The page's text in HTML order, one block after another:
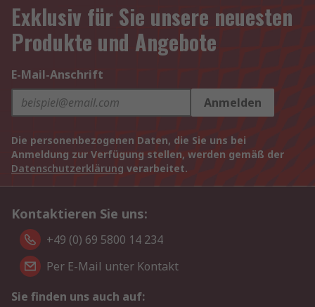
Exklusiv für Sie unsere neuesten
Produkte und Angebote
E-Mail-Anschrift
Anmelden
Die personenbezogenen Daten, die Sie uns bei
Anmeldung zur Verfügung stellen, werden gemäß der
Datenschutzerklärung verarbeitet.
Kontaktieren Sie uns:
+49 (0) 69 5800 14 234
Per E-Mail unter Kontakt
Sie finden uns auch auf: